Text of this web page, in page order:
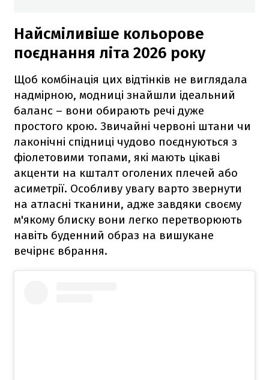
Найсміливіше кольорове
поєднання літа 2026 року
Щоб комбінація цих відтінків не виглядала
надмірною, модниці знайшли ідеальний
баланс – вони обирають речі дуже
простого крою. Звичайні червоні штани чи
лаконічні спідниці чудово поєднуються з
фіолетовими топами, які мають цікаві
акценти на кшталт оголених плечей або
асиметрії. Особливу увагу варто звернути
на атласні тканини, адже завдяки своєму
м'якому блиску вони легко перетворюють
навіть буденний образ на вишукане
вечірнє вбрання.